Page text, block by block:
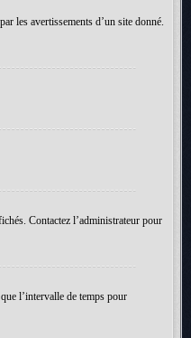
les avertissements d’un site donné.
Contactez l’administrateur pour
l’intervalle de temps pour